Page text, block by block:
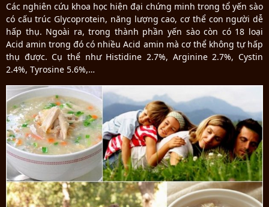
Các nghiên cứu khoa học hiện đại chứng minh trong tổ yến sào
có cấu trúc Glycoprotein, năng lượng cao, cơ thể con người dễ
hấp thụ. Ngoài ra, trong thành phần yến sào còn có 18 loại
Acid amin trong đó có nhiều Acid amin mà cơ thể không tự hấp
thụ được. Cụ thể như Histidine 2.7%, Arginine 2.7%, Cystin
2.4%, Tyrosine 5.6%,…